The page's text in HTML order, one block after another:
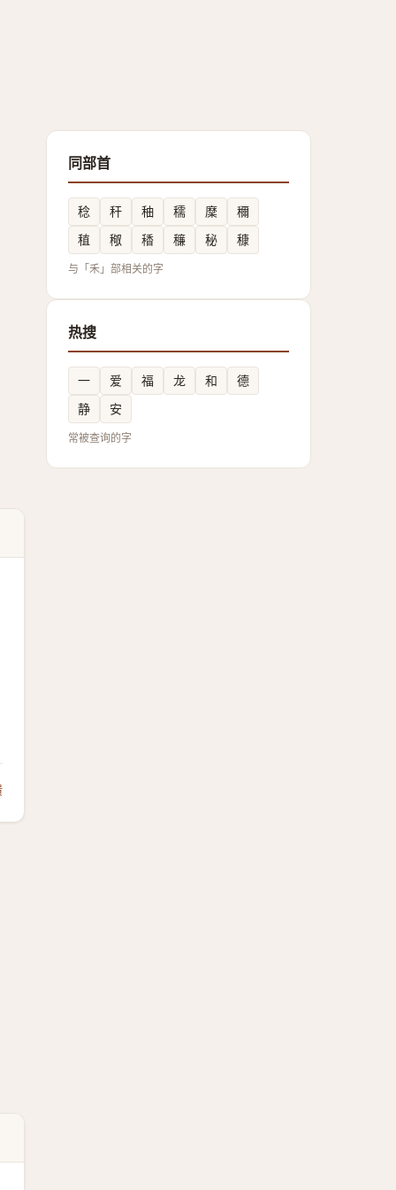
同部首
稔 秆 秞 穤 穈
穪
稙
䅓 䅨 䆂 秘 穅
与「禾」部相关的字
热搜
一 爱 福 龙 和
德
静
安
常被查询的字